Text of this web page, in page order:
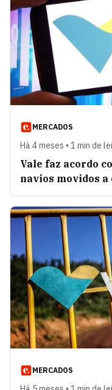
MERCADOS
Há 4 meses • 1 min de
Vale faz acordo
navios movidos a
MERCADOS